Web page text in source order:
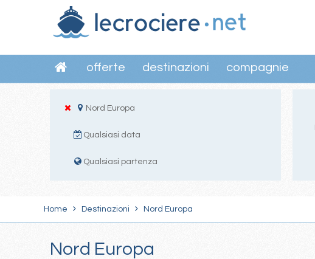
offerte destinazioni compagnie
Nord Europa
Qualsiasi data
Qualsiasi partenza
Home Destinazioni Nord Europa
Nord Europa